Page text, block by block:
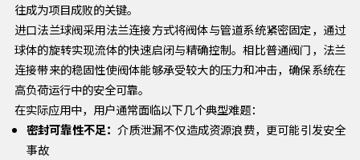
往成为项目成败的关键。
进口法兰球阀采用法兰连接方式将阀体与管道系统紧密固定，通过
球体的旋转实现流体的快速启闭与精确控制。相比普通阀门，法兰
连接带来的稳固性使阀体能够承受较大的压力和冲击，确保系统在
高负荷运行中的安全可靠。
在实际应用中，用户通常面临以下几个典型难题：
密封可靠性不足：介质泄漏不仅造成资源浪费，更可能引发安全
事故